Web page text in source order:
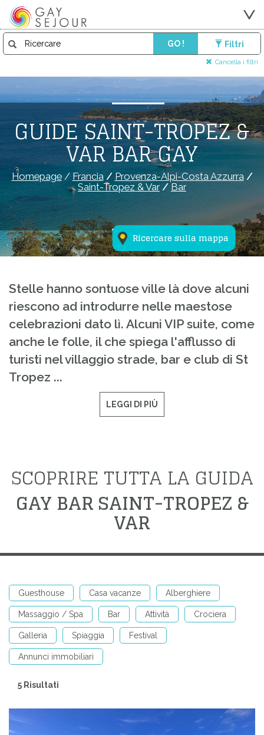
GO ! Filtri
Cancella i filtri
Ricercare sulla mappa
GUIDE SAINT-TROPEZ &
VAR BAR GAY
Homepage/ Francia/Provenza-Alpi-Costa Azzurra/
Saint-Tropez & Var/ Bar
Stelle hanno sontuose ville là dove alcuni
riescono ad introdurre nelle maestose
celebrazioni dato lì. Alcuni VIP suite, come
anche le folle, il che spiega l'afflusso di
turisti nel villaggio strade, bar e club di St
Tropez ...
LEGGI DI PIÙ
SCOPRIRE TUTTA LA GUIDA
GAY BAR SAINT-TROPEZ &
VAR
Guesthouse Casa vacanze Alberghiere
Massaggio / Spa Bar Attività Crociera
Galleria Spiaggia Festival
Annunci immobiliari
5 Risultati